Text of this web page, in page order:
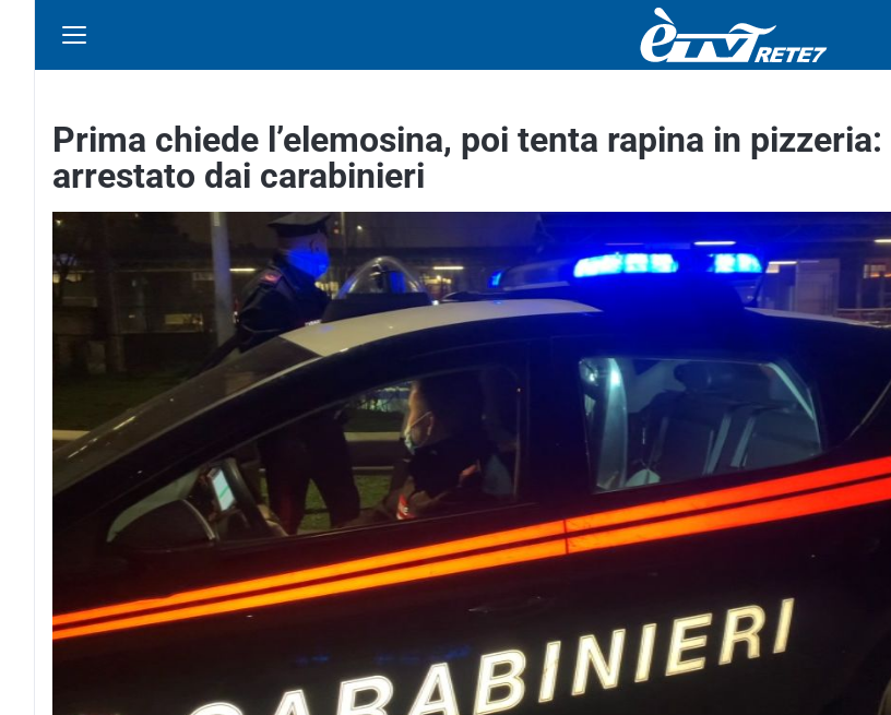
Prima chiede l’elemosina, poi tenta rapina in pizzeria:
arrestato dai carabinieri